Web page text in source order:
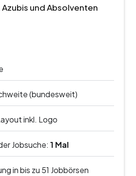
und Absolventen
(bundesweit)
inkl. Logo
Jobsuche:1 Mal
in bis zu 51 Jobbörsen